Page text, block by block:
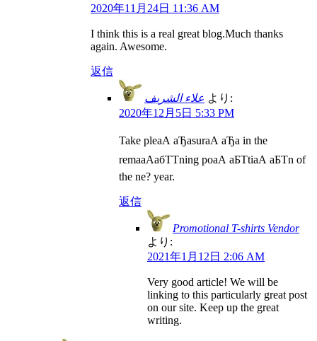
2020年11月24日 11:36 AM
I think this is a real great blog.Much thanks
again. Awesome.
返信
علاء الشريف より:
2020年12月5日 5:33 PM
Take pleаА аЂаsurаА аЂа in the
remaаАабТТning poаА аБТtiаА аБТn of
the ne? year.
返信
Promotional T-shirts Vendor
より:
2021年1月12日 2:06 AM
Very good article! We will be
linking to this particularly great post
on our site. Keep up the great
writing.